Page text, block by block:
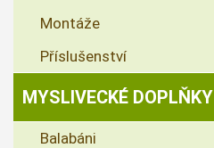
Montáže
Příslušenství
MYSLIVECKÉ DOPLŇKY
Balabáni